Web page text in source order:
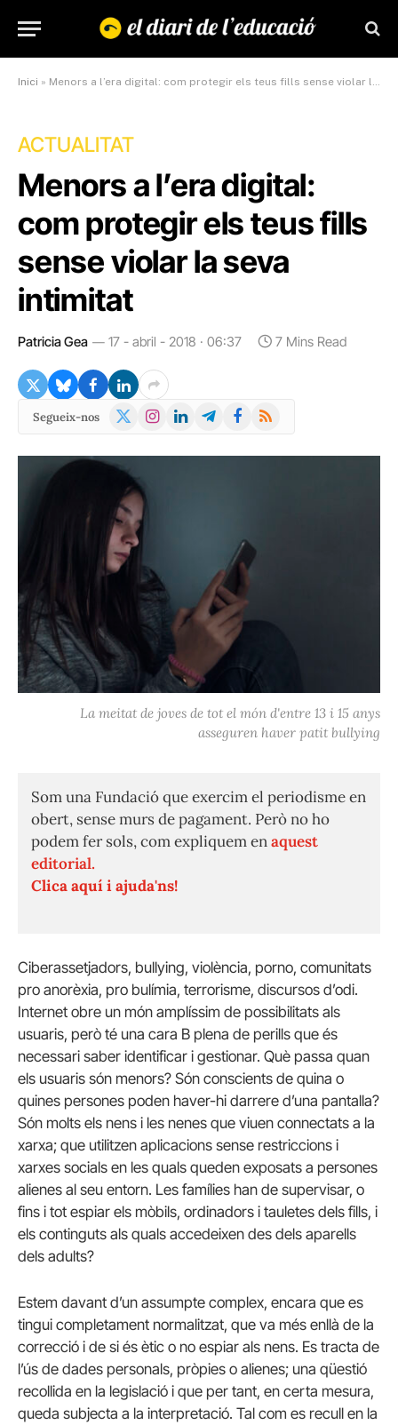
Inici » Menors a l’era digital: com protegir els teus fills sense violar la seva intimitat
ACTUALITAT
Menors a l’era digital:
com protegir els teus fills
sense violar la seva
intimitat
Patricia Gea 17 - abril - 2018 · 06:37 7 Mins Read
Segueix-nos
X
Instagram
LinkedInTelegramFacebook
RSS
La meitat de joves de tot el món d'entre 13 i 15 anys
asseguren haver patit bullying
Som una Fundació que exercim el periodisme en
obert, sense murs de pagament. Però no ho
podem fer sols, com expliquem enaquest
editorial.
Clica aquí i ajuda'ns!
Ciberassetjadors, bullying, violència, porno, comunitats
pro anorèxia, pro bulímia, terrorisme, discursos d’odi.
Internet obre un món amplíssim de possibilitats als
usuaris, però té una cara B plena de perills que és
necessari saber identificar i gestionar. Què passa quan
els usuaris són menors? Són conscients de quina o
quines persones poden haver-hi darrere d’una pantalla?
Són molts els nens i les nenes que viuen connectats a la
xarxa; que utilitzen aplicacions sense restriccions i
xarxes socials en les quals queden exposats a persones
alienes al seu entorn. Les famílies han de supervisar, o
fins i tot espiar els mòbils, ordinadors i tauletes dels fills, i
els continguts als quals accedeixen des dels aparells
dels adults?
Estem davant d’un assumpte complex, encara que es
tingui completament normalitzat, que va més enllà de la
correcció i de si és ètic o no espiar als nens. Es tracta de
l’ús de dades personals, pròpies o alienes; una qüestió
recollida en la legislació i que per tant, en certa mesura,
queda subjecta a la interpretació. Tal com es recull en la